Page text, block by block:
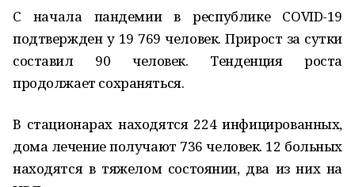
С начала пандемии в республике COVID-19
подтвержден у 19 769 человек. Прирост за сутки
составил 90 человек. Тенденция роста
продолжает сохраняться.
В стационарах находятся 224 инфицированных,
дома лечение получают 736 человек. 12 больных
находятся в тяжелом состоянии, два из них на